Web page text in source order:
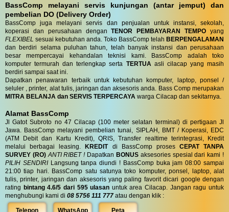
BassComp melayani servis kunjungan (antar jemput) dan
pembelian DO (Delivery Order)
BassComp juga melayani servis dan penjualan untuk instansi, sekolah,
koperasi dan perusahaan denganTENOR PEMBAYARAN TEMPO yang
FLEXIBEL sesuai kebutuhan anda. Toko BassComp telah BERPENGALAMAN
dan berdiri selama puluhan tahun, telah banyak instansi dan perusahaan
besar mempercayai kehandalan teknisi kami. BassComp adalah toko
komputer termurah dan terlengkap serta TERTUA asli cilacap yang masih
berdiri sampai saat ini.
Dapatkan penawaran terbaik untuk kebutuhan komputer, laptop, ponsel /
seluler , printer, alat tulis, jaringan dan aksesoris anda. Bass Comp merupakan
MITRA BELANJA dan SERVIS TERPERCAYA warga Cilacap dan sekitarnya.
Alamat BassComp
Jl Gatot Subroto no 47 Cilacap (100 meter selatan terminal) di pertigaan Jl
Jawa. BassComp melayani pembelian tunai, SIPLAH, BMT / Koperasi, EDC
(ATM Debit dan Kartu Kredit), QRIS, Transfer realtime terintegrasi, Kredit
melalui berbagai leasing.KREDITdi BassComp proses CEPAT TANPA
SURVEY (RO) ANTI RIBET !Dapatkan BONUSaksesories spesial dari kami !
PILIH SENDIRILangsung tanpa diundi ! BassComp buka jam 08:00 sampai
21:00 tiap hari. BassComp satu satunya toko komputer, ponsel, laptop, alat
tulis, printer, jaringan dan aksesoris yang paling favorit dicari google dengan
rating bintang 4.6/5 dari 595 ulasan untuk area Cilacap. Jangan ragu untuk
menghubungi kami di 08 5756 111 777 atau dengan klik :
Telepon WhatsApp Peta